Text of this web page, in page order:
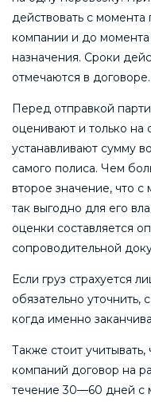
действовать с момента
компании и до момента
назначения. Сроки
отмечаются в договоре.
Перед отправкой
оценивают и только на
устанавливают сумму
самого полиса. Чем
второе значение, что с
так выгодно для его
оценки составляется
сопроводительной
Если груз страхуется
обязательно уточнить,
когда именно
Также стоит
компаний договор на
течение 30—60 дней с